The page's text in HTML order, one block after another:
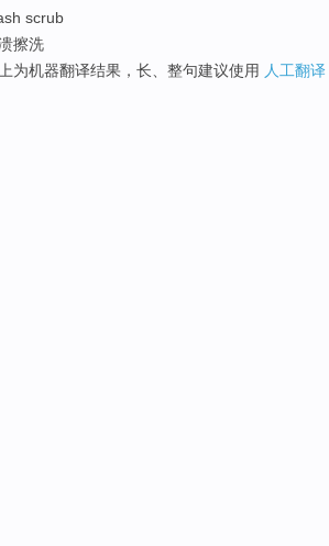
scrub
擦洗
为机器翻译结果，长、整句建议使用 人工翻译